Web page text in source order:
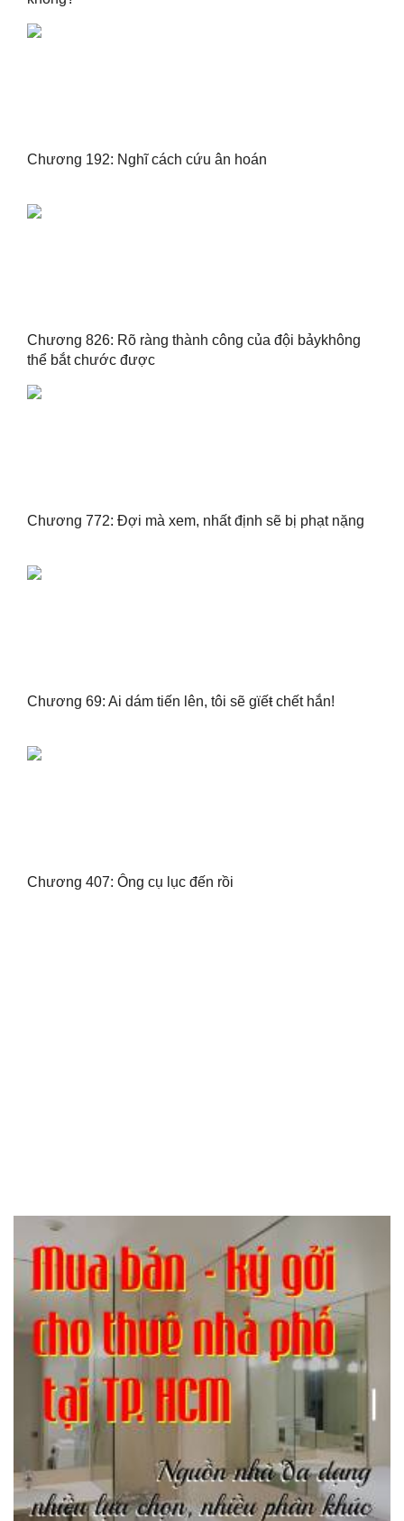
Chương 192: Nghĩ cách cứu ân hoán
Chương 826: Rõ ràng thành công của đội bảykhông
thể bắt chước được
Chương 772: Đợi mà xem, nhất định sẽ bị phạt nặng
Chương 69: Ai dám tiến lên, tôi sẽ gϊếŧ chết hắn!
Chương 407: Ông cụ lục đến rồi